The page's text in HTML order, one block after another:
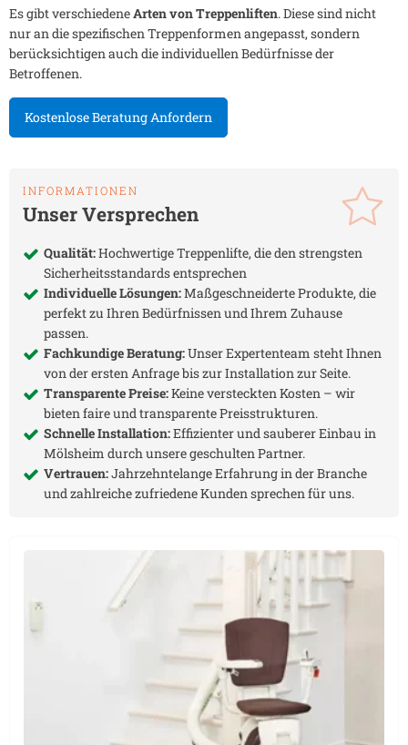
Es gibt verschiedeneArten von Treppenliften. Diese sind nicht
nur an die spezifischen Treppenformen angepasst, sondern
berücksichtigen auch die individuellen Bedürfnisse der
Betroffenen.
Kostenlose Beratung Anfordern
INFORMATIONEN
Unser Versprechen
Qualität:Hochwertige Treppenlifte, die den strengsten
Sicherheitsstandards entsprechen
Individuelle Lösungen:Maßgeschneiderte Produkte, die
perfekt zu Ihren Bedürfnissen und Ihrem Zuhause
passen.
Fachkundige Beratung:Unser Expertenteam steht Ihnen
von der ersten Anfrage bis zur Installation zur Seite.
Transparente Preise:Keine versteckten Kosten – wir
bieten faire und transparente Preisstrukturen.
Schnelle Installation:Effizienter und sauberer Einbau in
Mölsheim durch unsere geschulten Partner.
Vertrauen:Jahrzehntelange Erfahrung in der Branche
und zahlreiche zufriedene Kunden sprechen für uns.